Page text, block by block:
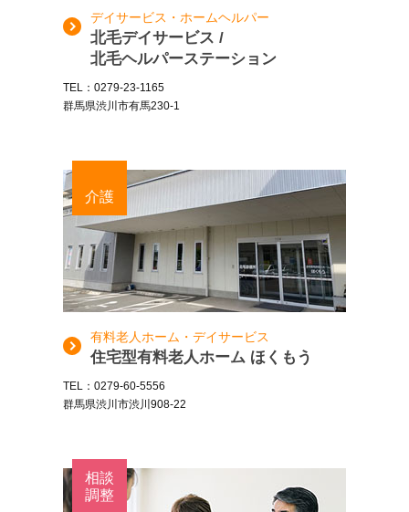
デイサービス・ホームヘルパー
北毛デイサービス /
北毛ヘルパーステーション
TEL：0279-23-1165
群馬県渋川市有馬230-1
介護
有料老人ホーム・デイサービス
住宅型有料老人ホーム ほくもう
TEL：0279-60-5556
群馬県渋川市渋川908-22
相談
調整